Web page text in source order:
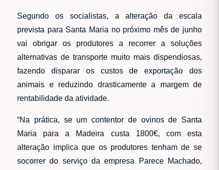
Segundo os socialistas, a alteração da escala
prevista para Santa Maria no próximo mês de junho
vai obrigar os produtores a recorrer a soluções
alternativas de transporte muito mais dispendiosas,
fazendo disparar os custos de exportação dos
animais e reduzindo drasticamente a margem de
rentabilidade da atividade.
“Na prática, se um contentor de ovinos de Santa
Maria para a Madeira custa 1800€, com esta
alteração implica que os produtores tenham de se
socorrer do serviço da empresa Parece Machado,